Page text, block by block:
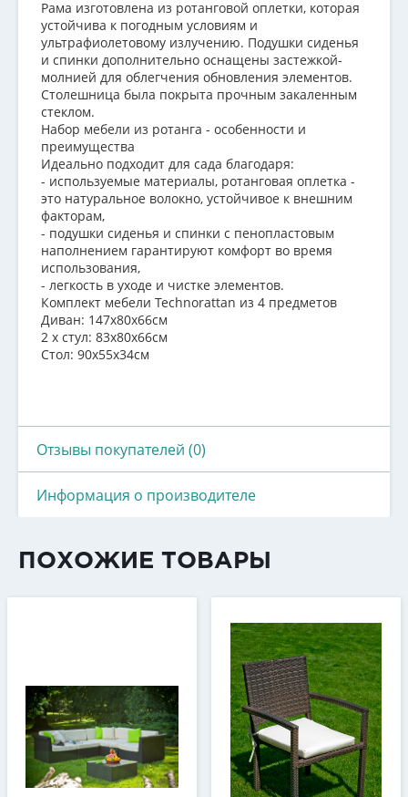
Рама изготовлена ​​из ротанговой оплетки, которая
устойчива к погодным условиям и
ультрафиолетовому излучению. Подушки сиденья
и спинки дополнительно оснащены застежкой-
молнией для облегчения обновления элементов.
Столешница была покрыта прочным закаленным
стеклом.
Набор мебели из ротанга - особенности и
преимущества
Идеально подходит для сада благодаря:
- используемые материалы, ротанговая оплетка -
это натуральное волокно, устойчивое к внешним
факторам,
- подушки сиденья и спинки с пенопластовым
наполнением гарантируют комфорт во время
использования,
- легкость в уходе и чистке элементов.
Комплект мебели Technorattan из 4 предметов
Диван: 147x80x66см
2 х стул: 83x80x66см
Стол: 90х55х34см
Отзывы покупателей (0)
Информация о производителе
ПОХОЖИЕ ТОВАРЫ